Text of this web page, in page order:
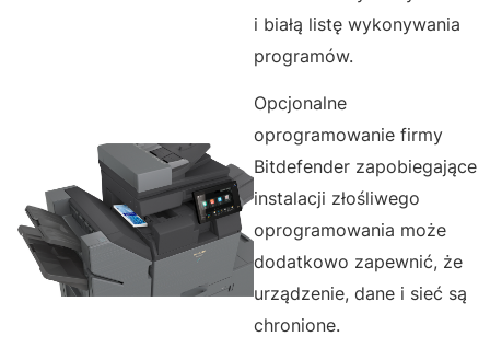
i białą listę wykonywania
programów.
Opcjonalne
oprogramowanie firmy
Bitdefender zapobiegające
instalacji złośliwego
oprogramowania może
dodatkowo zapewnić, że
urządzenie, dane i sieć są
chronione.